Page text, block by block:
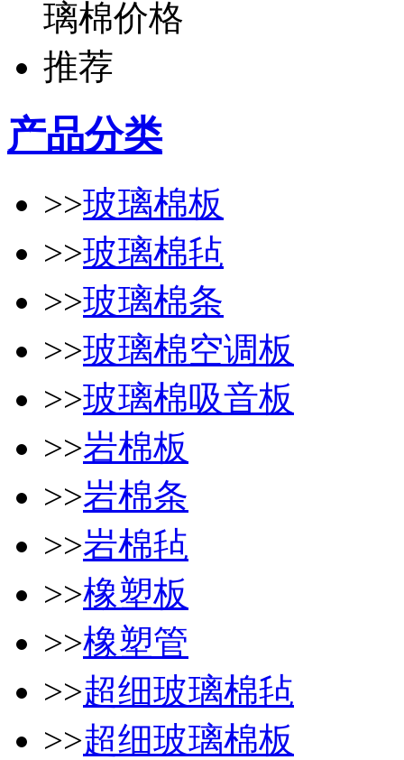
产品分类
>>玻璃棉板
>>玻璃棉毡
>>玻璃棉条
>>玻璃棉空调板
>>玻璃棉吸音板
>>岩棉板
>>岩棉条
>>岩棉毡
>>橡塑板
>>橡塑管
>>超细玻璃棉毡
>>超细玻璃棉板